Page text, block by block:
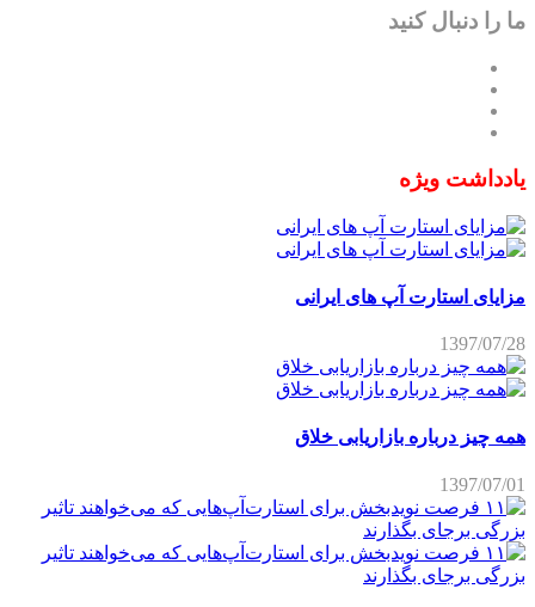
ما را دنبال کنید
یادداشت ویژه
مزایای استارت آپ های ایرانی
1397/07/28
همه چیز درباره بازاریابی خلاق
1397/07/01